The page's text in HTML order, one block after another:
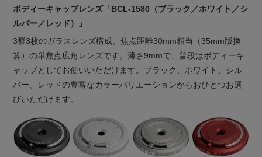
ボディーキャップレンズ「BCL-1580（ブラック／ホワイト／シ
ルバー／レッド）」
3群3枚のガラスレンズ構成、焦点距離30mm相当（35mm版換
算）の単焦点広角レンズです。薄さ9mmで、普段はボディーキ
ャップとしてお使いいただけます。ブラック、ホワイト、シル
バー、レッドの豊富なカラーバリエーションからおひとつお選
びいただけます。